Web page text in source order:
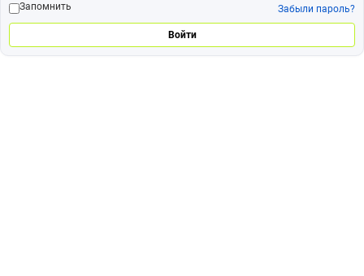
Запомнить
Забыли пароль?
Войти